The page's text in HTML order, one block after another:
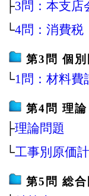
├3問：本支店
└4問：消費税
第3問 個別
└1問：材料費
第4問 理論
├理論問題
└工事別原価
第5問 総合